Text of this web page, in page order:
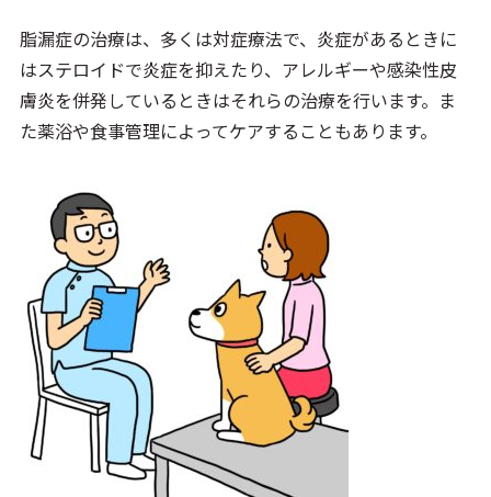
脂漏症の治療は、多くは対症療法で、炎症があるときに
はステロイドで炎症を抑えたり、アレルギーや感染性皮
膚炎を併発しているときはそれらの治療を行います。ま
た薬浴や食事管理によってケアすることもあります。